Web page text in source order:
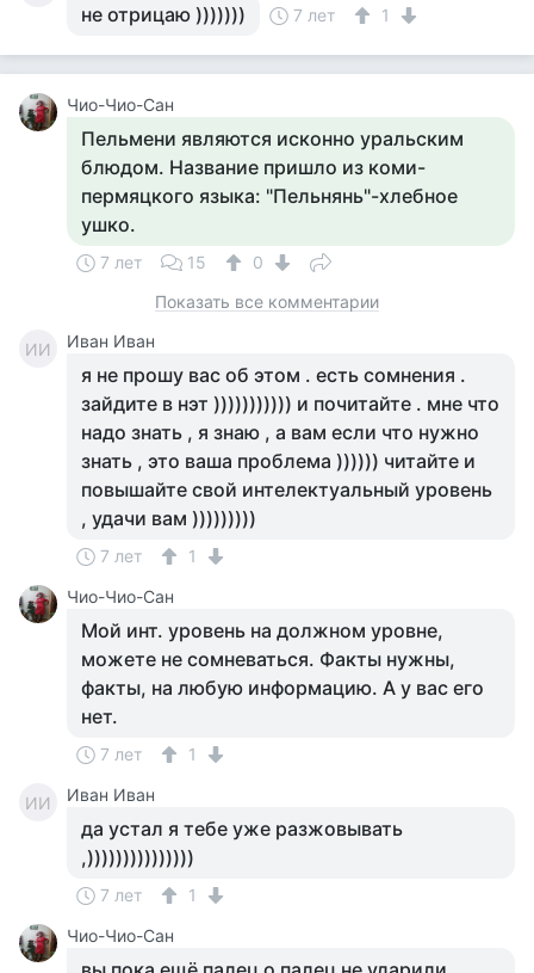
не отрицаю ))))))) 7 лет 1
Чио-Чио-Сан
Пельмени являются исконно уральским
блюдом. Название пришло из коми-
пермяцкого языка: "Пельнянь"-хлебное
ушко.
7 лет 15
0
Показать все комментарии
ИИ Иван Иван
я не прошу вас об этом . есть сомнения .
зайдите в нэт ))))))))))) и почитайте . мне что
надо знать , я знаю , а вам если что нужно
знать , это ваша проблема )))))) читайте и
повышайте свой интелектуальный уровень
, удачи вам )))))))))
7 лет
1
Чио-Чио-Сан
Мой инт. уровень на должном уровне,
можете не сомневаться. Факты нужны,
факты, на любую информацию. А у вас его
нет.
7 лет 1
ИИ Иван Иван
да устал я тебе уже разжовывать
,)))))))))))))))
7 лет
1
Чио-Чио-Сан